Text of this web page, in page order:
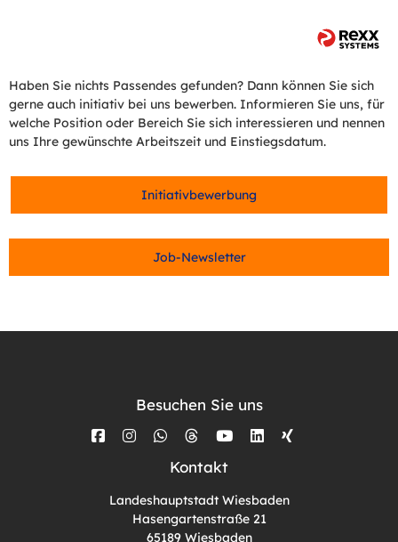
Haben Sie nichts Passendes gefunden? Dann können Sie sich
gerne auch initiativ bei uns bewerben. Informieren Sie uns, für
welche Position oder Bereich Sie sich interessieren und nennen
uns Ihre gewünschte Arbeitszeit und Einstiegsdatum.
Initiativbewerbung
Job-Newsletter
Besuchen Sie uns
Kontakt
Landeshauptstadt Wiesbaden
Hasengartenstraße 21
65189 Wiesbaden